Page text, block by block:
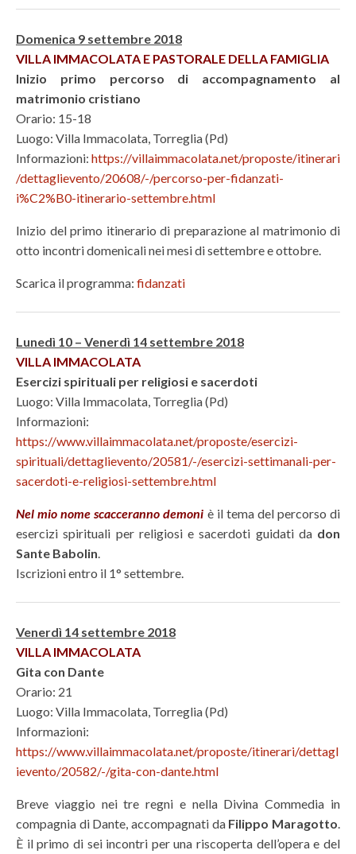
Domenica 9 settembre 2018
VILLA IMMACOLATA E PASTORALE DELLA FAMIGLIA
Inizio primo percorso di accompagnamento al
matrimonio cristiano
Orario: 15-18
Luogo: Villa Immacolata, Torreglia (Pd)
Informazioni: https://villaimmacolata.net/proposte/itinerari
/dettaglievento/20608/-/percorso-per-fidanzati-
i%C2%B0-itinerario-settembre.html
Inizio del primo itinerario di preparazione al matrimonio di
otto incontri domenicali nei mesi di settembre e ottobre.
Scarica il programma: fidanzati
Lunedì 10 – Venerdì 14 settembre 2018
VILLA IMMACOLATA
Esercizi spirituali per religiosi e sacerdoti
Luogo: Villa Immacolata, Torreglia (Pd)
Informazioni:
https://www.villaimmacolata.net/proposte/esercizi-
spirituali/dettaglievento/20581/-/esercizi-settimanali-per-
sacerdoti-e-religiosi-settembre.html
Nel mio nome scacceranno demoni è il tema del percorso di
esercizi spirituali per religiosi e sacerdoti guidati da don
Sante Babolin
Iscrizioni entro il 1° settembre.
Venerdì 14 settembre 2018
VILLA IMMACOLATA
Gita con Dante
Orario: 21
Luogo: Villa Immacolata, Torreglia (Pd)
Informazioni:
https://www.villaimmacolata.net/proposte/itinerari/dettagl
ievento/20582/-/gita-con-dante.html
Breve viaggio nei tre regni e nella Divina Commedia in
compagnia di Dante, accompagnati da Filippo Maragotto
È il primo di sei incontri per una riscoperta dell’opera e del